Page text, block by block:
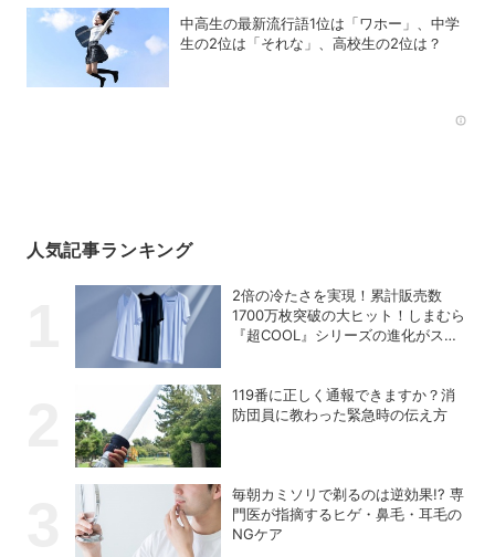
中高生の最新流行語1位は「ワホー」、中学
生の2位は「それな」、高校生の2位は？
人気記事ランキング
2倍の冷たさを実現！累計販売数
1700万枚突破の大ヒット！しまむら
『超COOL』シリーズの進化がスゴ
119番に正しく通報できますか？消
防団員に教わった緊急時の伝え方
毎朝カミソリで剃るのは逆効果!? 専
門医が指摘するヒゲ・鼻毛・耳毛の
NGケア